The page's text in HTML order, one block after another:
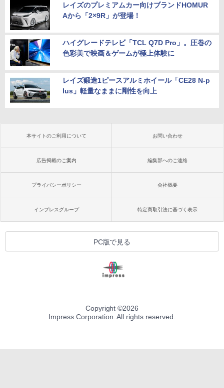
レイズのプレミアムカー向けブランドHOMUR
Aから「2×9R」が登場！
ハイグレードテレビ「TCL Q7D Pro」。圧巻の
色彩美で映画＆ゲームが極上体験に
レイズ鍛造1ピースアルミホイール「CE28 N-p
lus」軽量なままに剛性を向上
本サイトのご利用について お問い合わせ
広告掲載のご案内 編集部へのご連絡
プライバシーポリシー 会社概要
インプレスグループ 特定商取引法に基づく表示
PC版で見る
Copyright ©2026
Impress Corporation. All rights reserved.